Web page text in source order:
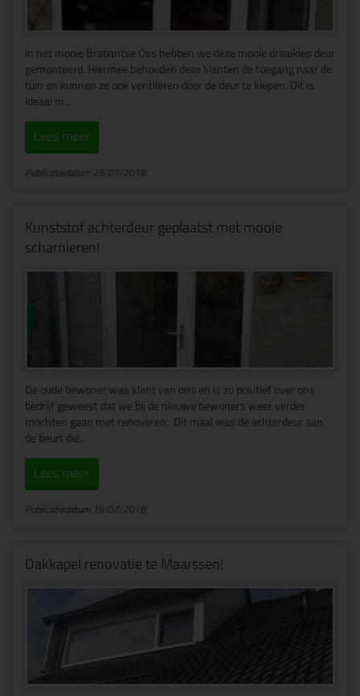
In het mooie Brabantse Oss hebben we deze mooie draaikiep deur
gemonteerd. Hiermee behouden deze klanten de toegang naar de
tuin en kunnen ze ook ventileren door de deur te kiepen. Dit is
ideaal m...
Lees meer
Publicatiedatum 26/07/2018
Kunststof achterdeur geplaatst met mooie
scharnieren!
De oude bewoner was klant van ons en is zo positief over ons
bedrijf geweest dat we bij de nieuwe bewoners weer verder
mochten gaan met renoveren. Dit maal was de achterdeur aan
de beurt die...
Lees meer
Publicatiedatum 19/07/2018
Dakkapel renovatie te Maarssen!